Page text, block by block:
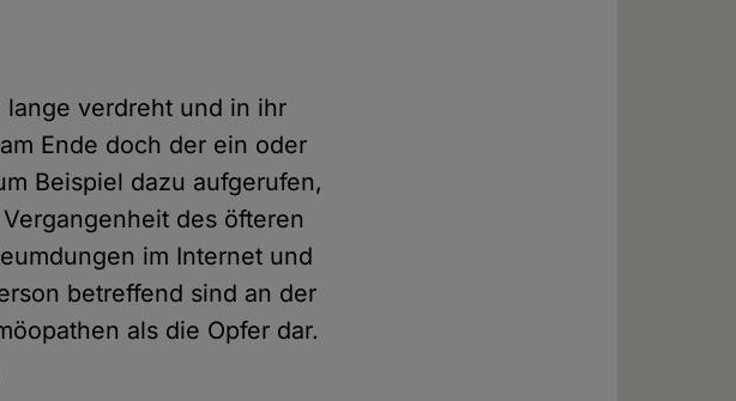
lange verdreht und in ihr
Ende doch der ein oder
Beispiel dazu aufgerufen,
des öfteren
im Internet und
betreffend sind an der
als die Opfer dar.